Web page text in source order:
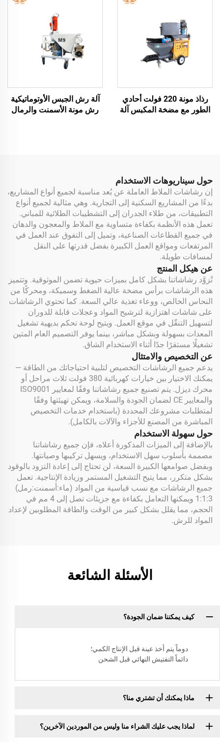
رذاذ مونة 220 فولت أحادي
الطور مع مضخة المكبس آلة
آلة رش الجبس الأوتوماتيكية
رش مونة الأسمنت والرمال
حول سيناريوهات الاستخدام
إن رشاشات الملاط العاملة عن بُعد مناسبة لجميع أنواع المشاريع،
بدءًا من المشاريع السكنية إلى التجارية. وهي مثالية لجميع أنواع
التطبيقات، من طلاء الجدران إلى التشطيبات الطلائية للمباني.
تعمل هذه الأنظمة بكفاءة متساوية مع الملاط والمعجون والدهان
في جميع القطاعات الصناعية، وتميل إلى التفوق عند العمل في
المرتفعات ومواقع العمل الكبيرة بفضل قدرتها على النقل
لمسافات طويلة.
عن هيكل المنتج
تُزوَّد رشاشاتنا بشكل كامل بميزات حيوية تضمن الموثوقية. وتتميز
هذه الرشاشات برأس مضخة عالية الضغط وسميكة، ومحركًا من
النحاس الخالص، ووعاء تغذية عالي السعة. كما تحتوي الرشاشات
على شاشات اهتزازية لترشيح المواد وعجلات قابلة للدوران
لتسهيل التنقّل في موقع العمل. ويتيح لوحة تحكم بديهية تشغيل
المعدات بسهولة وبشكل مباشر، بينما يوفر التصميم العام المتين
تشغيلًا مستقرًا جدًا أثناء الاستخدام الشاق.
عن التخصيص والامتثال
يدعم جميع الرشاشات التخصيص لتلبية احتياجاتك من الطاقة —
يمكنك الاختيار بين خيارات كهربائية 380 فولت ثلاث مراحل أو
محرك ديزل. يتم تصنيع جميع رشاشاتنا وفقًا لمعايير ISO9001
والمعايير CE لضمان الجودة والسلامة، ويمكن تهيئتها وفقًا
لمتطلبات مشروعك المحددة (باستخدام خدمات التخصيص
المباشرة من المصنع للأجزاء والآلات بالكامل).
حول سهولة الاستخدام
بالإضافة إلى الميزات المذكورة أعلاه، فإن جميع رشاشاتنا
مصممة بأسلوب سهل الاستخدام، ويسهل تركيبها وصيانتها.
وبفضل صوامعها الكبيرة السعة، لن تحتاج إلى إعادة التزود بالوقود
بشكل متكرر، مما يتيح التشغيل المستمر وزيادة الإنتاجية. تعمل
جميع الرشاشات مع نسب قياسية من المواد (ماء:أسمنت:رمل)
1:1:3 ويمكنها التعامل بكفاءة مع جزيئات تصل إلى 4 مم في
الحجم، مما يقلل بشكل كبير من الوقت والطاقة المطلوبين لإعداد
المواد للرش.
الأسئلة الشائعة
كيف يمكننا ضمان الجودة؟
دوماً يتم أخذ عينة قبل الإنتاج الكمي؛
دائماً التفتيش النهائي قبل الشحن
ماذا يمكنك أن تشتري منا؟
لماذا يجب عليك الشراء منا وليس من الموردين الآخرين؟